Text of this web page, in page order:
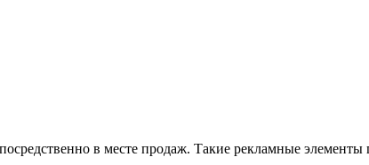
в месте продаж. Такие рекламные